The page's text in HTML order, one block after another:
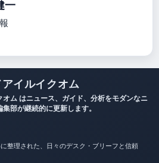
一
イルイクオム
ム はニュース、ガイド、分析をモダンなニ
部が継続的に更新します。
整理された、日々のデスク・ブリーフと信頼